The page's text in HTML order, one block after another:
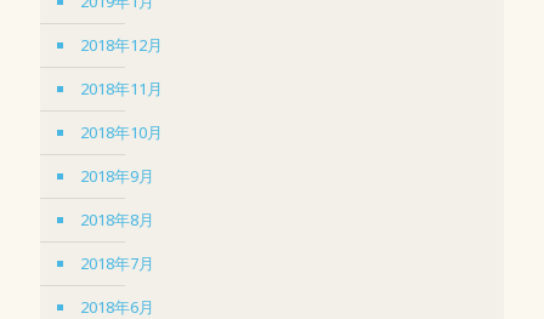
2018年12月
2018年11月
2018年10月
2018年9月
2018年8月
2018年7月
2018年6月